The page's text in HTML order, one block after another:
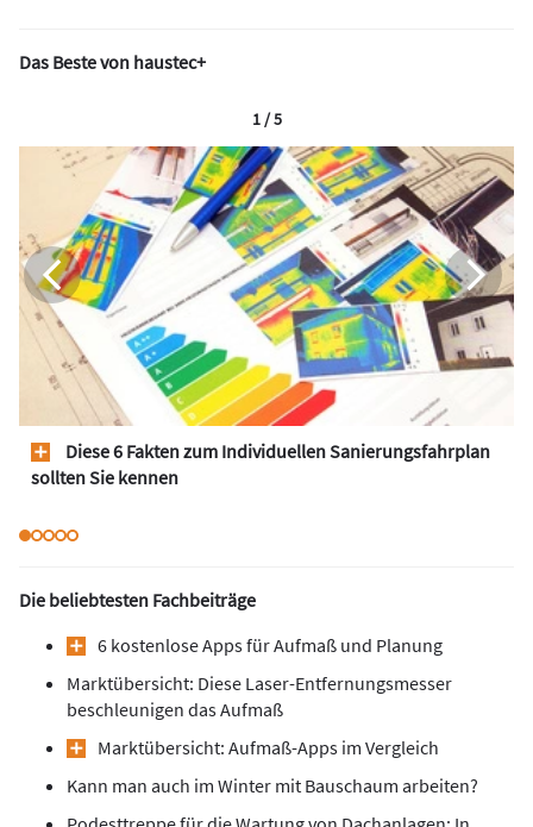
Das Beste von haustec+
Diese 6 Fakten zum Individuellen Sanierungsfahrplan
sollten Sie kennen
1 / 5
Die beliebtesten Fachbeiträge
6 kostenlose Apps für Aufmaß und Planung
Marktübersicht: Diese Laser-Entfernungsmesser
beschleunigen das Aufmaß
Marktübersicht: Aufmaß-Apps im Vergleich
Kann man auch im Winter mit Bauschaum arbeiten?